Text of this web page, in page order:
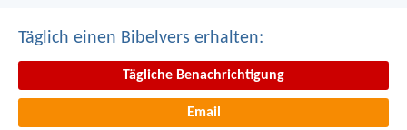
Täglich einen Bibelvers erhalten:
Tägliche Benachrichtigung
Email